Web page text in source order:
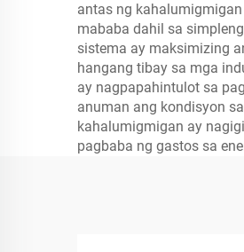
antas ng
mababa dahil sa
sistema ay maksimizing
hangang tibay sa mga
ay nagpapahintulot sa
anuman ang kondisyon
kahalumigmigan ay
pagbaba ng gastos sa